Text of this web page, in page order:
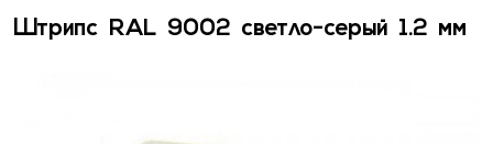
Штрипс RAL 9002 светло-серый 1.2 мм